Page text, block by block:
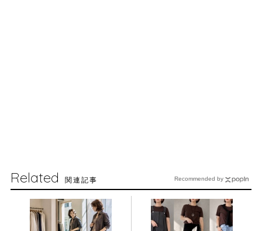
Related 関連記事 Recommended by